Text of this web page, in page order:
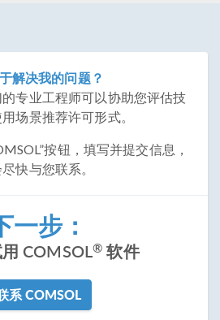
解决我的问题？
专业工程师可以协助您评估技
场景推荐许可形式。
按钮，填写并提交信息，
快与您联系。
一步：
COMSOL® 软件
系 COMSOL